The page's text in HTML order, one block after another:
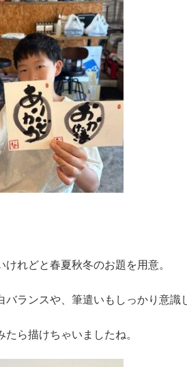
れどと春夏秋冬のお題を用意。
バランスや、筆遣いもしっかり意識
ら描けちゃいましたね。